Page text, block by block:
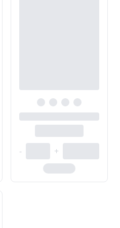
- +